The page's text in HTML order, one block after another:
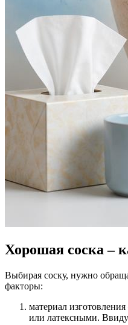
Хорошая соска –
Выбирая соску, нужно
факторы:
материал
или латексными.